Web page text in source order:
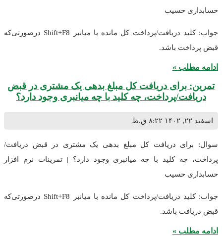
حسابداری حسیب
جواب: کلید دریافت/پرداخت کل مانده با میانبر Shift+F8 درصورتی‌که
قبض پرداخت باشد.
ادامه مطلب »
تمرین: برای دریافت کل مبلغ بدهی یک مشتری در قبض
دریافت/پرداخت، چه کلید با چه میانبری وجود دارد؟
اسفند ۲۲, ۱۴۰۲ ۸:۲۲ ق.ظ
سوال: برای دریافت کل مبلغ بدهی یک مشتری در قبض دریافت/
پرداخت، چه کلید با چه میانبری وجود دارد؟ | تمرینات نرم افزار
حسابداری حسیب
جواب: کلید دریافت/پرداخت کل مانده با میانبر Shift+F8 درصورتی‌که
قبض دریافت باشد.
ادامه مطلب »